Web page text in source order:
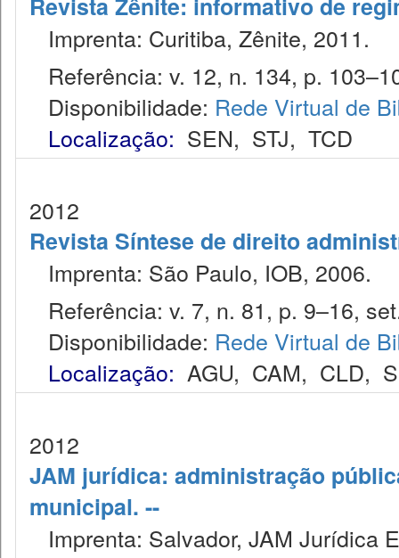
Imprenta: Curitiba, Zênite, 2011.
Referência: v. 12, n. 134, p.
Disponibilidade: Rede Virtual de
Localização: SEN, STJ, TCD
2012
Revista Síntese de direito
Imprenta: São Paulo, IOB, 2006.
Referência: v. 7, n. 81, p. 9–16,
Disponibilidade: Rede Virtual de
Localização: AGU, CAM, CLD,
2012
JAM jurídica: administração
municipal. --
Imprenta: Salvador, JAM Jurídica